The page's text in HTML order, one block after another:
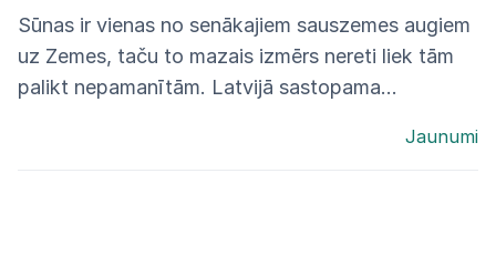
Sūnas ir vienas no senākajiem sauszemes augiem
uz Zemes, taču to mazais izmērs nereti liek tām
palikt nepamanītām. Latvijā sastopama...
Jaunumi